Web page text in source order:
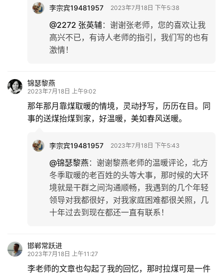
李宗宾19481957 2023年7月18日 下午5:38
@2272 张英辅： 谢谢张老师，您的喜欢让我
高兴不已，有诗人老师的指引，我们写的也有
激情！
锦瑟黎燕
2023年7月18日 上午9:02
那年那月靠煤取暖的情境，灵动抒写，历历在目。同
事的送煤抬煤到家，好温暖，美如春风送暖。
李宗宾19481957 2023年7月18日 下午5:43
@锦瑟黎燕： 谢谢黎燕老师的温暖评论，北方
冬季取暖的老百姓的头等大事，那时候的大环
境就是干群之间沟通顺畅，我遇到的几个年轻
领导对我都很好，对我家庭困难都很关照，几
十年过去到现在都还一直有联系！
邯郸常跃进
2023年7月18日 上午11:27
李老师的文章也勾起了我的回忆，那时拉煤可是一件